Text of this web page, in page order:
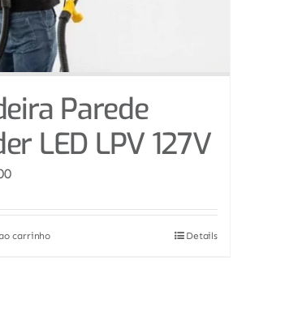
Parede
LED LPV 127V
carrinho Details